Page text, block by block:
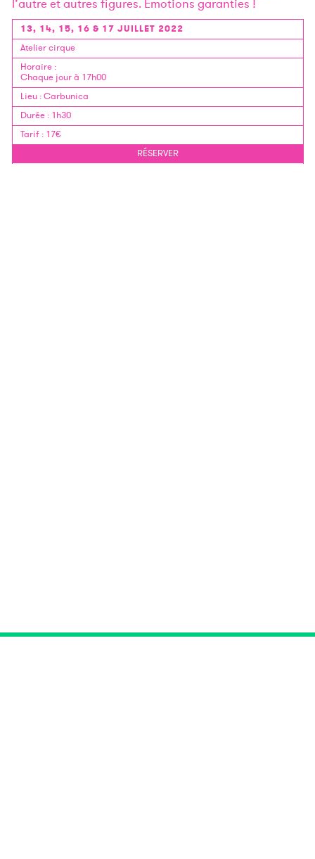
l’autre et autres figures. Émotions garanties !
13, 14, 15, 16 & 17 JUILLET 2022
Atelier cirque
Horaire:
Chaque jour à 17h00
Lieu:Carbunica
Durée: 1h30
Tarif: 17€
RÉSERVER